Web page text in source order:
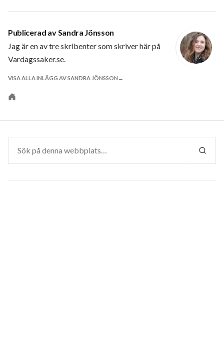
Publicerad avSandra Jönsson
Jag är en av tre skribenter som skriver här på
Vardagssaker.se.
VISA ALLA INLÄGG AV SANDRA JÖNSSON
webbplats
efter:
SÖK